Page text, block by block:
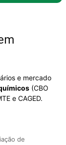
e mercado
(CBO
e CAGED.
de